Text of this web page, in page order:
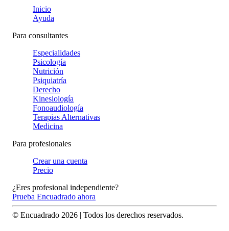
Inicio
Ayuda
Para consultantes
Especialidades
Psicología
Nutrición
Psiquiatría
Derecho
Kinesiología
Fonoaudiología
Terapias Alternativas
Medicina
Para profesionales
Crear una cuenta
Precio
¿Eres profesional independiente?
Prueba Encuadrado ahora
© Encuadrado 2026 | Todos los derechos reservados.